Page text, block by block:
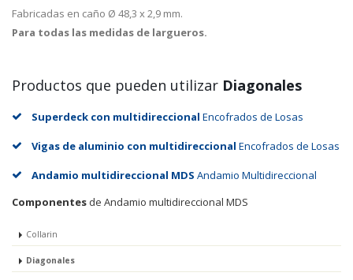
Fabricadas en caño Ø 48,3 x 2,9 mm.
Para todas las medidas de largueros.
Productos que pueden utilizar Diagonales
Superdeck con multidireccional Encofrados de Losas
Vigas de aluminio con multidireccional Encofrados de Losas
Andamio multidireccional MDS Andamio Multidireccional
Componentes de Andamio multidireccional MDS
Collarin
Diagonales